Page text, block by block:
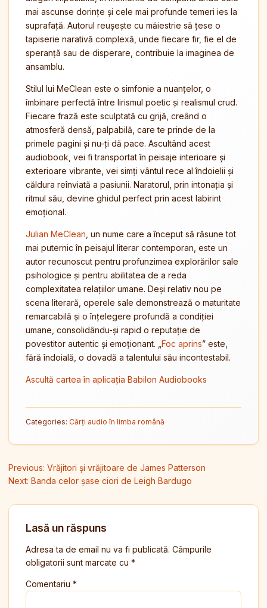
mai ascunse dorințe și cele mai profunde temeri ies la
suprafață. Autorul reușește cu măiestrie să țese o
tapiserie narativă complexă, unde fiecare fir, fie el de
speranță sau de disperare, contribuie la imaginea de
ansamblu.
Stilul lui MeClean este o simfonie a nuanțelor, o
îmbinare perfectă între lirismul poetic și realismul crud.
Fiecare frază este sculptată cu grijă, creând o
atmosferă densă, palpabilă, care te prinde de la
primele pagini și nu-ți dă pace. Ascultând acest
audiobook, vei fi transportat în peisaje interioare și
exterioare vibrante, vei simți vântul rece al îndoielii și
căldura reînviată a pasiunii. Naratorul, prin intonația și
ritmul său, devine ghidul perfect prin acest labirint
emoțional.
Julian MeClean , un nume care a început să răsune tot
mai puternic în peisajul literar contemporan, este un
autor recunoscut pentru profunzimea explorărilor sale
psihologice și pentru abilitatea de a reda
complexitatea relațiilor umane. Deși relativ nou pe
scena literară, operele sale demonstrează o maturitate
remarcabilă și o înțelegere profundă a condiției
umane, consolidându-și rapid o reputație de
povestitor autentic și emoționant. „ Foc aprins” este,
fără îndoială, o dovadă a talentului său incontestabil.
Ascultă cartea în aplicația Babilon Audiobooks
Categories: Cărți audio în limba română
Navigare în articole
Previous: Vrăjitori și vrăjitoare de James Patterson
Next: Banda celor șase ciori de Leigh Bardugo
Lasă un răspuns
Adresa ta de email nu va fi publicată. Câmpurile
obligatorii sunt marcate cu *
Comentariu *